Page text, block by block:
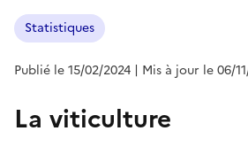
Statistiques
Publié le 15/02/2024 | Mis à jour le 06/
La viticulture